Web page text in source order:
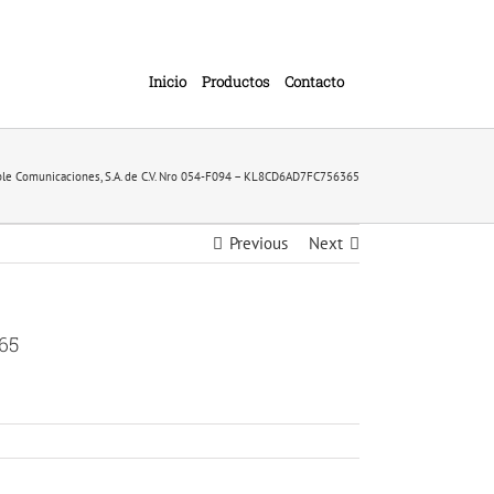
Inicio Productos Contacto
Comunicaciones, S.A. de C.V. Nro 054-F094 – KL8CD6AD7FC756365
Previous Next